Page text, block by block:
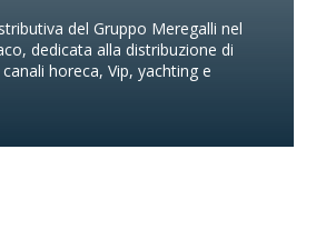
del Gruppo Meregalli nel
dedicata alla distribuzione di
horeca, Vip, yachting e